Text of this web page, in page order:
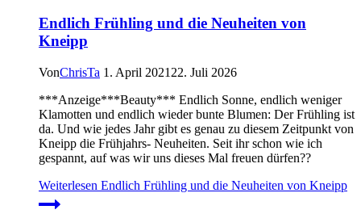
Endlich Frühling und die Neuheiten von
Kneipp
VonChrisTa 1. April 2021 22. Juli 2026
***Anzeige***Beauty*** Endlich Sonne, endlich weniger
Klamotten und endlich wieder bunte Blumen: Der Frühling ist
da. Und wie jedes Jahr gibt es genau zu diesem Zeitpunkt von
Kneipp die Frühjahrs- Neuheiten. Seit ihr schon wie ich
gespannt, auf was wir uns dieses Mal freuen dürfen??
Weiterlesen Endlich Frühling und die Neuheiten von Kneipp